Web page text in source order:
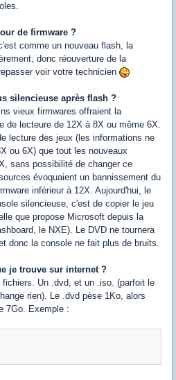
de firmware ?
comme un nouveau flash, la
donc réouverture de la
voir votre technicien
silencieuse après flash ?
vieux firmwares offraient la
de lecteure de 12X à 8X ou même 6X.
lecture des jeux (les informations ne
ou 6X) que tout les nouveaux
sans possibilité de changer ce
évoquaient un bannissement du
inférieur à 12X. Aujourd'hui, le
silencieuse, c'est de copier le jeu
que propose Microsoft depuis la
le NXE). Le DVD ne tournera
donc la console ne fait plus de bruits.
je trouve sur internet ?
Un .dvd, et un .iso. (parfoit le
rien). Le .dvd pèse 1Ko, alors
7Go. Exemple :